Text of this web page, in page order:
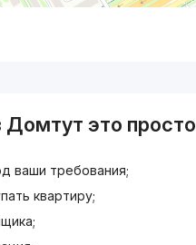
Домтут это просто
ваши требования;
квартиру;